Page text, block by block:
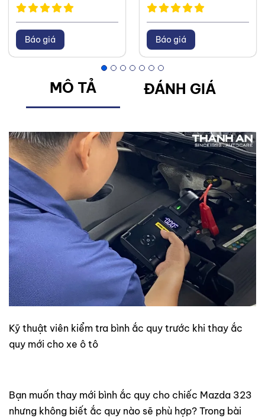
Báo giá Báo giá
MÔ TẢ ĐÁNH GIÁ
Kỹ thuật viên kiểm tra bình ắc quy trước khi thay ắc
quy mới cho xe ô tô
Bạn muốn thay mới bình ắc quy cho chiếc Mazda 323
nhưng không biết ắc quy nào sẽ phù hợp? Trong bài